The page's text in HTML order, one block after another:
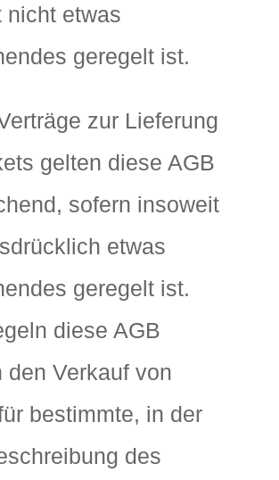
nicht etwas
geregelt ist.
zur Lieferung
gelten diese AGB
sofern insoweit
etwas
geregelt ist.
diese AGB
den Verkauf von
bestimmte, in der
des